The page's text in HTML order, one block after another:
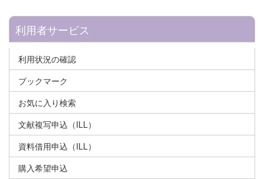
利用者サービス
利用状況の確認
ブックマーク
お気に入り検索
文献複写申込（ILL）
資料借用申込（ILL）
購入希望申込